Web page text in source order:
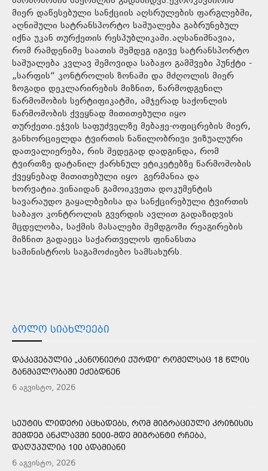
მიერ დაწესებული სანქციის აღსრულების ფარგლებში,
აღნიშული სატრანსპორტო საშუალება გაბრუნებულ
იქნა უკან თურქეთის რესპუბლიკაში.აღსანიშნავია,
რომ რამდენიმე საათის შემდეგ იგივე სატრანსპორტო
საშუალება კვლავ შემოვიდა საბაჟო გამშვები პუნქტი -
„სარფის“ კონტროლის ზონაში და მძღოლის მიერ
ზოგადი დეკლარირების მიზნით, წარმოდგენილ
წარმოშობის სერტიფიკატში, ამჯერად საქონლის
წარმოშობის ქვეყნად მითითებული იყო
თურქეთი.ეჭვის საფუძველზე მებაჟე-ოფიცრების მიერ,
განხორციელდა ტვირთის ნაწილობრივი ვიზუალური
დათვალიერება, რის შედეგად დადგინდა, რომ
ტვირთზე დატანილ ქარხნულ ეტიკეტებზე წარმოშობის
ქვეყნებად მითითებული იყო გერმანია და
ხორვატია.ვინაიდან გამოიკვეთა დოკუმენტის
სავარაუდო გაყალბებისა და სანქცირებული ტვირთის
საბაჟო კონტროლის გვერდის ავლით გადაზიდვის
მცდელობა, საქმის მასალები შემდგომი რეაგირების
მიზნით გადაეცა საქართველოს ფინანსთა
სამინისტროს საგამოძიებო სამსახურს.
ᲑᲝᲚᲝ ᲡᲘᲐᲮᲚᲔᲔᲑᲘ
ᲓᲐᲙᲐᲕᲔᲑᲣᲚᲘᲐ „ᲙᲐᲜᲝᲜᲘᲔᲠᲘ ᲥᲣᲠᲓᲘ“ ᲠᲝᲛᲔᲚᲡᲐᲪ 18 ᲬᲚᲘᲡ
ᲒᲐᲜᲛᲐᲕᲚᲝᲑᲐᲨᲘ ᲔᲫᲔᲑᲓᲜᲔᲜ
6 აგვისტო, 2026
ᲡᲔᲣᲢᲘᲡ ᲚᲘᲓᲔᲠᲘ ᲐᲪᲮᲐᲓᲔᲑᲡ, ᲠᲝᲛ ᲛᲘᲒᲠᲐᲪᲘᲣᲚᲘ ᲙᲠᲘᲖᲘᲡᲘᲡ
ᲨᲔᲛᲓᲔᲒ ᲐᲜᲙᲚᲐᲕᲨᲘ 5000-ᲛᲓᲔ ᲛᲘᲒᲠᲐᲜᲢᲘ ᲠᲩᲔᲑᲐ,
ᲓᲐᲦᲣᲞᲣᲚᲘᲐ 100 ᲐᲓᲐᲛᲘᲐᲜᲘ
6 აგვისტო, 2026